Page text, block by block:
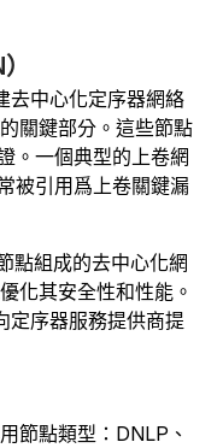
去中心化定序器網絡
關鍵部分。這些節點
。一個典型的上卷網
被引用爲上卷關鍵漏
點組成的去中心化網
化其安全性和性能。
定序器服務提供商提
節點類型：DNLP、